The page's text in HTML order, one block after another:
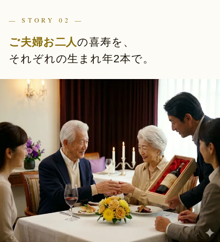
— STORY 02 —
ご夫婦お二人の喜寿を、
それぞれの生まれ年2本で。